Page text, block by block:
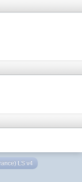
LS v4